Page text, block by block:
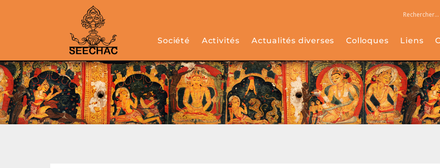
Société Activités Actualités diverses Colloques Liens